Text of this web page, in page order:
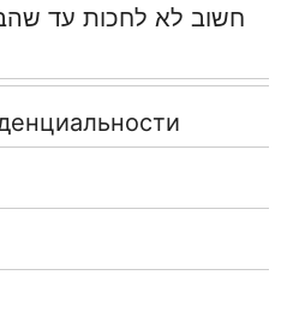
חשוב לא לחכות עד